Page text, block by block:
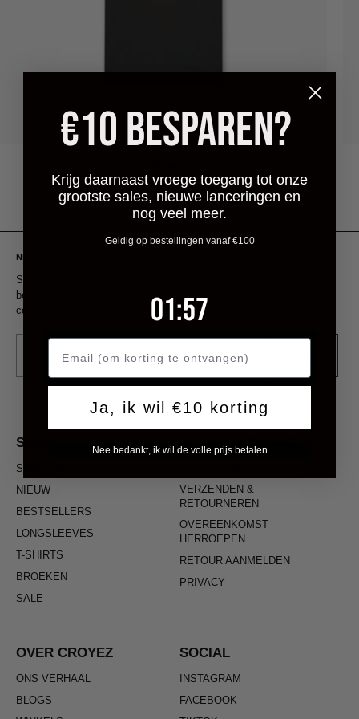
NIEUWSBRIEF | SCHRIJF JE IN & ONTVANG €10 KORTING
Schrijf je in voor de nieuwsbrief en ontvang €10 korting bij een
besteding van €100. Blijf als eerste op de hoogte van nieuwe
collecties en updates.
Email
SHOP
SHOP ALL
NIEUW
BESTSELLERS
LONGSLEEVES
T-SHIRTS
BROEKEN
SALE
KLANTENSERVICE
VERZENDEN &
RETOURNEREN
OVEREENKOMST
HERROEPEN
RETOUR AANMELDEN
PRIVACY
OVER CROYEZ
ONS VERHAAL
BLOGS
SOCIAL
INSTAGRAM
FACEBOOK
€10 BESPAREN?
Krijg daarnaast vroege toegang tot onze
grootste sales, nieuwe lanceringen en
nog veel meer.
Geldig op bestellingen vanaf €100
Countdown ends in:
1
01: 57
57
Ja, ik wil €10 korting
Nee bedankt, ik wil de volle prijs betalen